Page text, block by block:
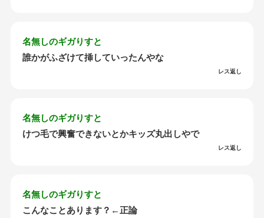
名無しのギガりすと
誰かがふざけて挿していったんやな
レス返し
名無しのギガりすと
けつ毛で興奮できないとかキッズ丸出しやで
レス返し
名無しのギガりすと
こんなことあります？←正論